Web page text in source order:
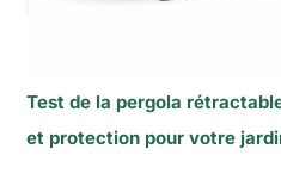
Test de la pergola
et protection pour votre